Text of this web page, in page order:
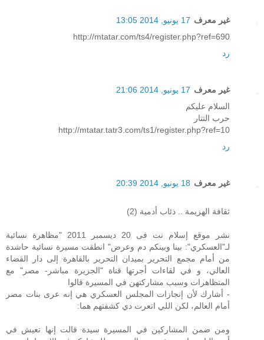
غير معرف 17 يونيو, 2014 13:05
http://mtatar.com/ts4/register.php?ref=690
رد
غير معرف 17 يونيو, 2014 21:06
السلام عليكم
حرب التتار
http://mtatar.tatr3.com/ts1/register.php?ref=10
رد
غير معرف 18 يونيو, 2014 20:39
ثقافة الهزيمة .. ذئاب أدمية (2)
نشر موقع إسلام نت فى 20 ديسمبر 2011 "مظاهرة نسائية
لـ"العسكري": بينا وبينكم دم وعرض" انطقت مسيرة نسائية حاشدة
من أمام مجمع التحرير بميدان التحرير بالقاهرة إلى دار القضاء
العالي، و في لقاءات أجرتها قناة "الجزيرة مباشر- مصر" مع
المتظاهرات وسبب مشاركتهن في المسيرة قالوا
- أشارك لأن إنجازات المجلس العسكري هي إنه عرى بنات مصر
أمام العالم، لكن اللي اتعرت دي كشفتهم هما:
ومن ضمن المشاركين في المسيرة سيدة قالت إنها تعيش في